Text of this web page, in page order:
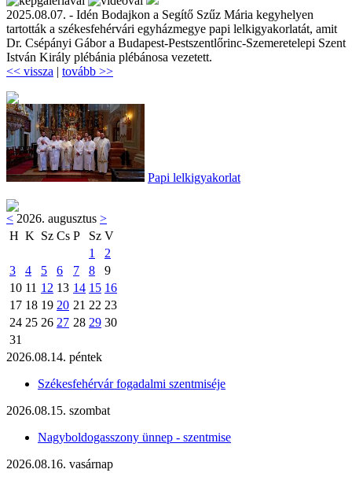
2025.08.07. - Idén Bodajkon a Segítő Szűz Mária kegyhelyen
tartották a székesfehérvári egyházmegye papi lelkigyakorlatát, amit
Dr. Csépányi Gábor a Budapest-Pestszentlőrinc-Szemeretelepi Szent
István Király plébánia plébánosa vezetett.
<< vissza | tovább >>
Papi lelkigyakorlat
< 2026. augusztus >
H K Sz Cs P Sz V
1
2
3
4 5 6 7 8
9
10 11 12 13 14 15 16
17 18 19 20 21 22 23
24 25 26 27 28 29 30
31
2026.08.14. péntek
Székesfehérvár fogadalmi szentmiséje
2026.08.15. szombat
Nagyboldogasszony ünnep - szentmise
2026.08.16. vasárnap